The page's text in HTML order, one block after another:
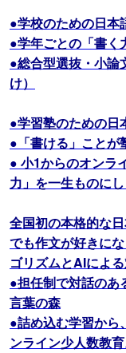
●学校のための日本
●学年ごとの「書く
●総合型選抜・小論
け）
●学習塾のための日
●「書ける」ことが
● 小1からのオンラ
力」を一生ものに
全国初の本格的な
でも作文が好きに
ゴリズムとAIによ
●担任制で対話のあ
言葉の森
●詰め込む学習から
ンライン少人数教育